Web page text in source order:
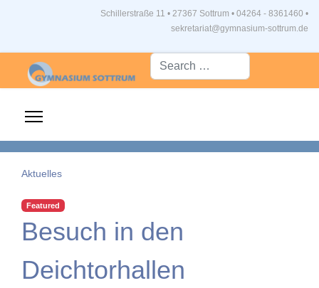
Schillerstraße 11 • 27367 Sottrum • 04264 - 8361460 •
sekretariat@gymnasium-sottrum.de
Suche...
Aktuelles
Featured
Besuch in den
Deichtorhallen